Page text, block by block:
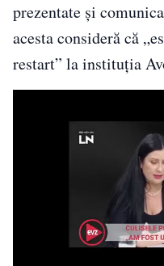
prezentate şi
acesta consideră că
restart” la instituția